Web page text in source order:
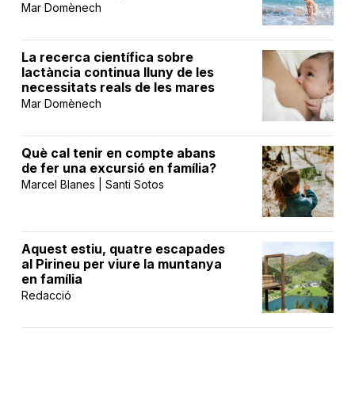
Mar Domènech
La recerca científica sobre
lactància continua lluny de les
necessitats reals de les mares
Mar Domènech
Què cal tenir en compte abans
de fer una excursió en família?
Marcel Blanes | Santi Sotos
Aquest estiu, quatre escapades
al Pirineu per viure la muntanya
en família
Redacció